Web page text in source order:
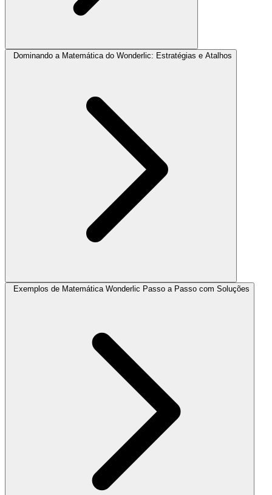
Dominando a Matemática do Wonderlic: Estratégias e Atalhos
Exemplos de Matemática Wonderlic Passo a Passo com Soluções